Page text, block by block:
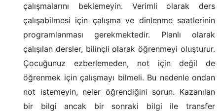
çalışmalarını beklemeyin. Verimli olarak ders
çalışabilmesi için çalışma ve dinlenme saatlerinin
programlanması gerekmektedir. Planlı olarak
çalışılan dersler, bilinçli olarak öğrenmeyi oluşturur.
Çocuğunuz ezberlemeden, not için değil de
öğrenmek için çalışmayı bilmeli. Bu nedenle ondan
not istemeyin, neler öğrendiğini sorun. Kazanılan
bir bilgi ancak bir sonraki bilgi ile transfer